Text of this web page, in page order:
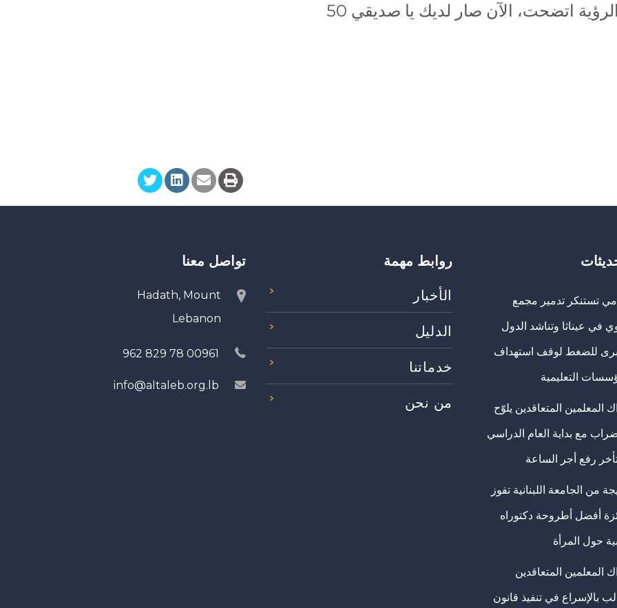
في نهاية رحلتنا سنجد «السلام » لأن الرؤية اتضحت، الآن صار لديك يا صديقي 50
تستنكر تدمير مجمع
في عيناثا وتناشد الدول
للضغط لوقف استهداف
التعليمية
المعلمين المتعاقدين يلوّح
مع بداية العام الدراسي
تأخر رفع أجر الساعة
من الجامعة اللبنانية تفوز
أفضل أطروحة دكتوراه
حول المرأة
المعلمين المتعاقدين
بالإسراع في تنفيذ قانون
روابط مهمة
الأخبار
الدليل
خدماتنا
من نحن
تواصل معنا
Hadath, Mount
Lebanon
00961 78 829 962
info@altaleb.org.lb